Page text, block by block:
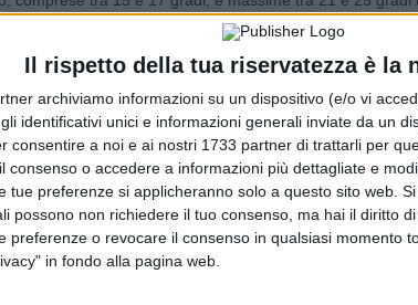
Il rispetto della tua riservatezza è la
archiviamo informazioni su un dispositivo (e/o vi
identificativi unici e informazioni generali inviate da un
consentire a noi e ai nostri 1733 partner di trattarli per
consenso o accedere a informazioni più dettagliate e
tue preferenze si applicheranno solo a questo sito web.
possono non richiedere il tuo consenso, ma hai il diritto
preferenze o revocare il consenso in qualsiasi momento
in fondo alla pagina web.
al mattino moderati dai quadranti meridionali sui rilievi, con
di crinale, e sul mare; deboli di direzione variabile in
dal pomeriggio. Mare molto mosso al mattino
della giornata.